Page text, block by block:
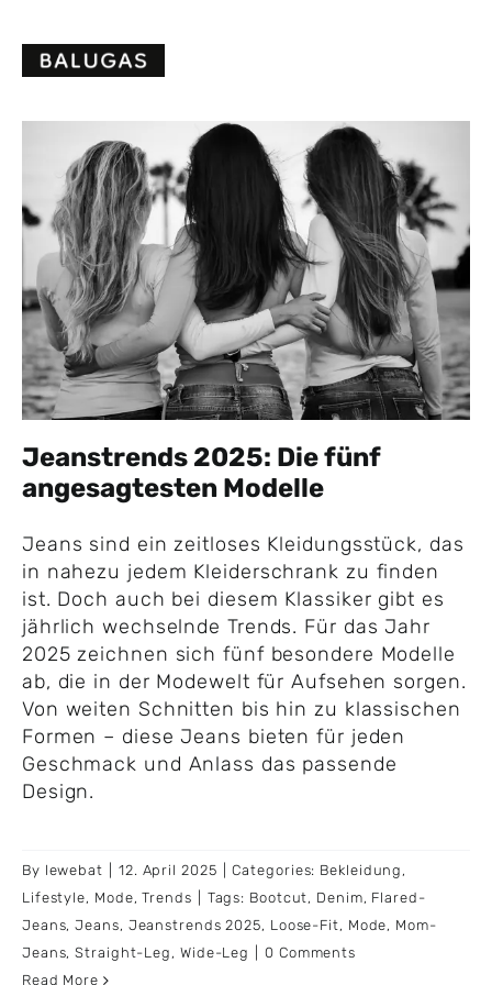
content
Jeanstrends 2025: Die fünf
angesagtesten Modelle
Jeans sind ein zeitloses Kleidungsstück, das
in nahezu jedem Kleiderschrank zu finden
ist. Doch auch bei diesem Klassiker gibt es
jährlich wechselnde Trends. Für das Jahr
2025 zeichnen sich fünf besondere Modelle
ab, die in der Modewelt für Aufsehen sorgen.
Von weiten Schnitten bis hin zu klassischen
Formen – diese Jeans bieten für jeden
Geschmack und Anlass das passende
Design.
By lewebat 12. April 2025 Categories: Bekleidung ,
Lifestyle, Mode,Trends Tags: Bootcut, Denim, Flared-
Jeans,Jeans, Jeanstrends 2025, Loose-Fit, Mode, Mom-
Jeans,Straight-Leg , Wide-Leg
0 Comments
Read More